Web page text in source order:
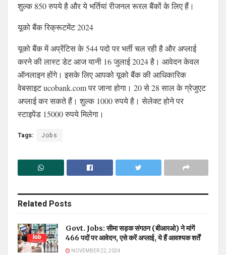
शुल्क 850 रुपये है और ये भर्तियां रीजनल रूरल बैंकों के लिए हैं।
यूको बैंक रिक्रूटमेंट 2024
यूको बैंक में अप्रेंटिस के 544 पदो पर भर्ती चल रही है और अप्लाई
करने की लास्ट डेट आज यानी 16 जुलाई 2024 है। आवेदन केवल
ऑनलाइन होंगे। इसके लिए आपको यूको बैंक की आधिकारिक
वेबसाइट ucobank.com पर जाना होगा। 20 से 28 साल के ग्रेजुएट
अप्लाई कर सकते हैं। शुल्क 1000 रुपये है। सेलेक्ट होने पर
स्टाइपेंड 15000 रुपये मिलेगा।
Tags: Jobs
Related Posts
Govt. Jobs: सीमा सड़क संगठन (बीआरओ) ने मांगें
466 पदों पर आवेदन, एसे करें अप्लाई, ये हैं आवश्यक शर्तें
NOVEMBER 22, 2024